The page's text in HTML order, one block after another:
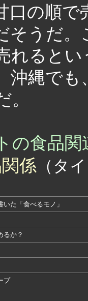
口の順
そうだ
れると
沖縄で
の食品関
係 （タ
いた「食べるモノ」
るか？
プ